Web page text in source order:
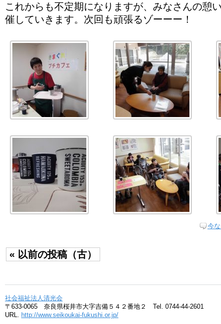
これからも不定期になりますが、みなさんの憩
催していきます。次回も頑張るゾーーー！
今
« 以前の投稿（古）
社会福祉法人清光会
〒633-0065 奈良県桜井市大字吉備５４２番地２ Tel. 0744-44-2601
URL.
http://www.seikoukai-fukushi.or.jp/